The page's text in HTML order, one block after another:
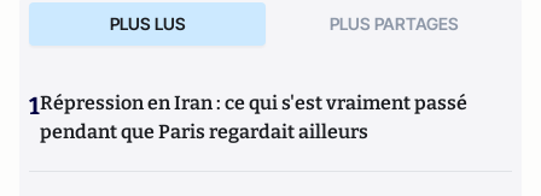
PLUS LUS PLUS PARTAGES
1Répression en Iran : ce qui s'est vraiment passé
pendant que Paris regardait ailleurs